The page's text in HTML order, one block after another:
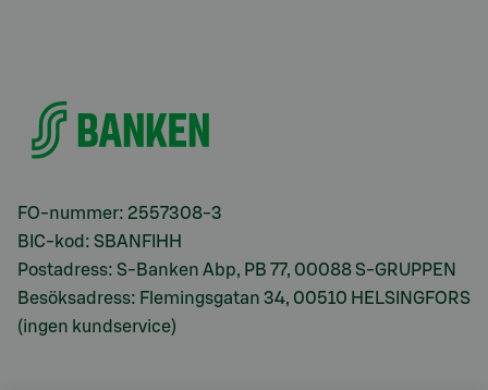
FO-nummer: 2557308-3
BIC-kod: SBANFIHH
Postadress: S-Banken Abp, PB 77, 00088 S-GRUPPEN
Besöksadress: Flemingsgatan 34, 00510 HELSINGFORS
(ingen kundservice)